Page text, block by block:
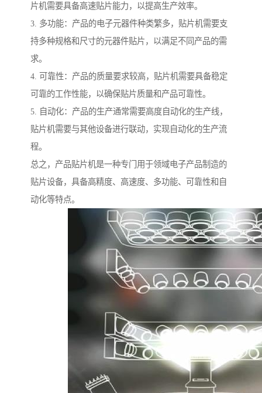
片机需要具备高速贴片能力，以提高生产效率。
3. 多功能：产品的电子元器件种类繁多，贴片机需要支
持多种规格和尺寸的元器件贴片，以满足不同产品的需
求。
4. 可靠性：产品的质量要求较高，贴片机需要具备稳定
可靠的工作性能，以确保贴片质量和产品可靠性。
5. 自动化：产品的生产通常需要高度自动化的生产线，
贴片机需要与其他设备进行联动，实现自动化的生产流
程。
总之，产品贴片机是一种专门用于领域电子产品制造的
贴片设备，具备高精度、高速度、多功能、可靠性和自
动化等特点。